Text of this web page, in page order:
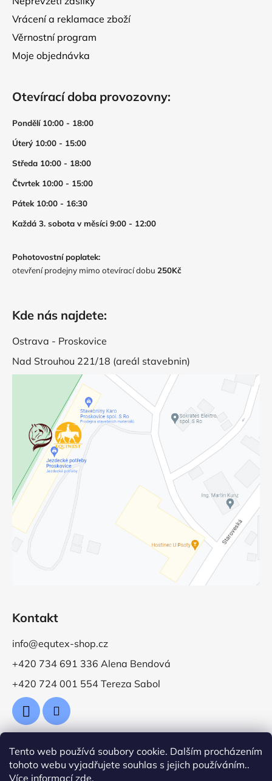
Tento web používá soubory cookie. Dalším procházením
tohoto webu vyjadřujete souhlas s jejich používáním..
Více informacízde.
Vrácení a reklamace zboží
Věrnostní program
Moje objednávka
Otevírací doba provozovny:
Pondělí 10:00 - 18:00
Úterý 10:00 - 15:00
Středa 10:00 - 18:00
Čtvrtek 10:00 - 15:00
Pátek 10:00 - 16:30
Každá 3. sobota v měsíci 9:00 - 12:00
Pohotovostní poplatek:
otevření prodejny mimo otevírací dobu 250Kč
Kde nás najdete:
Ostrava - Proskovice
Nad Strouhou 221/18 (areál stavebnin)
Kontakt
info@equtex-shop.cz
+420 734 691 336 Alena Bendová
+420 724 001 554 Tereza Sabol
Přijímáme online platby